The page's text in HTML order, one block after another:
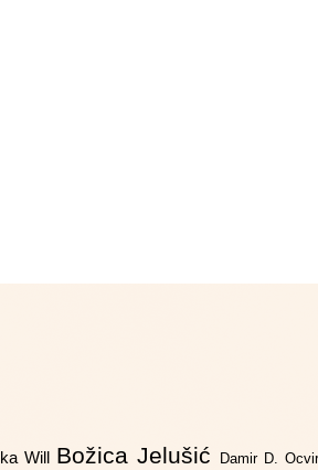
Will Božica Jelušić Damir D.